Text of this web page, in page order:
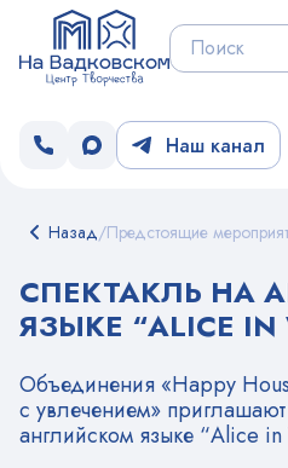
Наш канал
Назад/Предстоящие
СПЕКТАКЛЬ НА
ЯЗЫКЕ “ALICE IN
Объединения «Happy
с увлечением»
английском языке “Alice